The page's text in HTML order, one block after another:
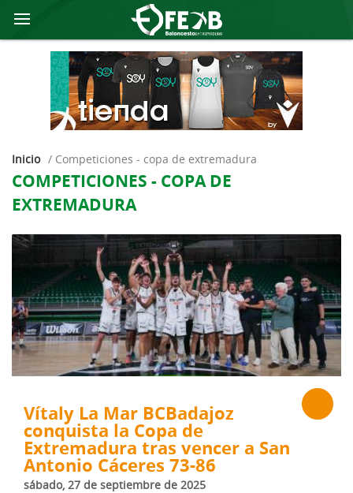
Inicio / competiciones - copa de extremadura
COMPETICIONES - COPA DE
EXTREMADURA
Vítaly La Mar BCBadajoz
conquista la Copa de
Extremadura tras vencer a San
Antonio Cáceres 73-86
sábado, 27 de septiembre de 2025